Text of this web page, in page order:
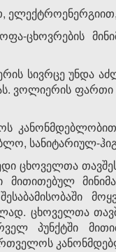
ცხოვრების
სივრცე უნდა
ვოლიერის
სანიტარიულ-
ცხოველთა
მითითებულ
ცხოველთა
პუნქტში